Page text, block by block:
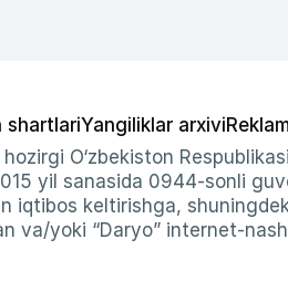
shartlariYangiliklar arxivi
O‘zbekiston
yil sanasida 0944-sonli
iqtibos keltirishga,
va/yoki “Daryo” internet-